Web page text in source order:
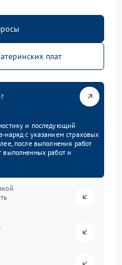
плат
и последующий
наряд с указанием страховых
после выполнения работ
выполненных работ и